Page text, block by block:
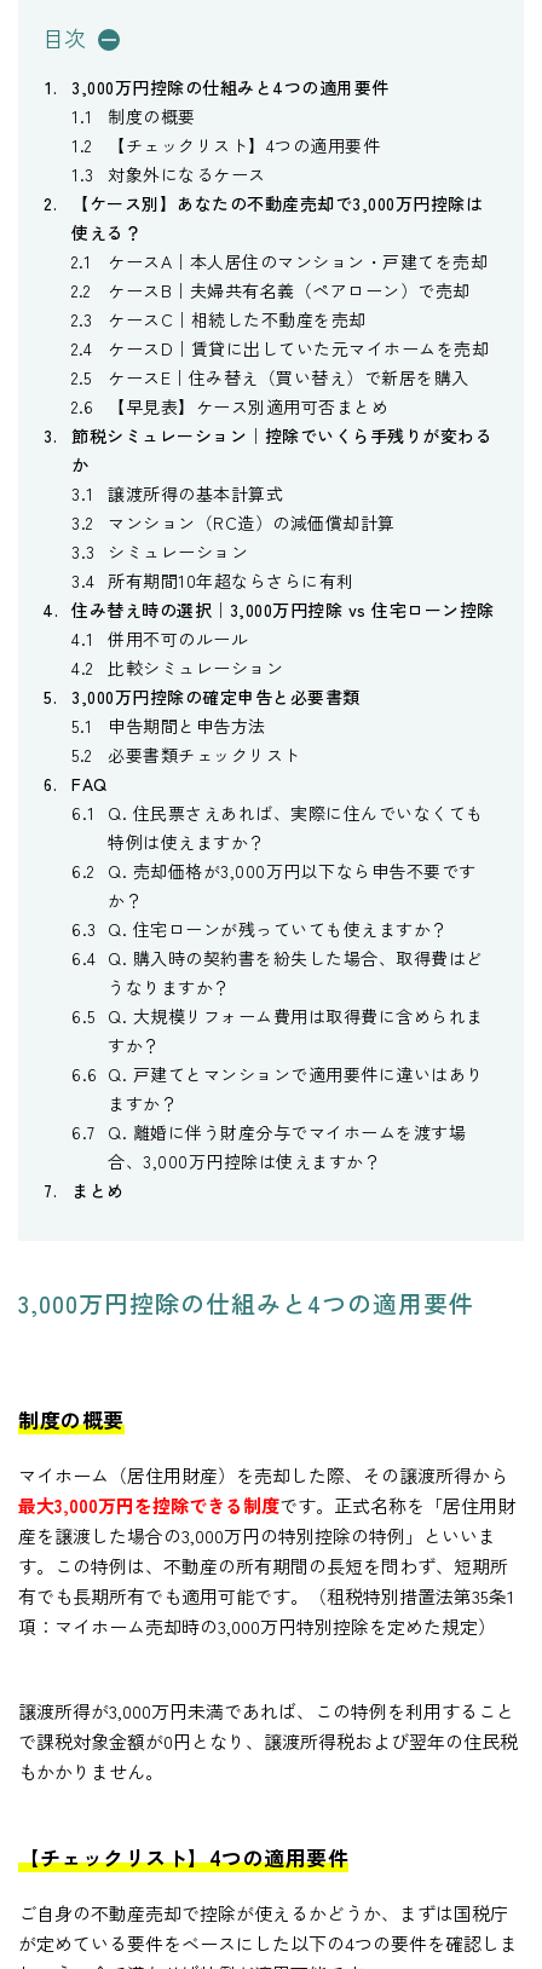
目次
3,000万円控除の仕組みと4つの適用要件
制度の概要
【チェックリスト】4つの適用要件
対象外になるケース
【ケース別】あなたの不動産売却で3,000万円控除は
使える？
ケースA｜本人居住のマンション・戸建てを売却
ケースB｜夫婦共有名義（ペアローン）で売却
ケースC｜相続した不動産を売却
ケースD｜賃貸に出していた元マイホームを売却
ケースE｜住み替え（買い替え）で新居を購入
【早見表】ケース別適用可否まとめ
節税シミュレーション｜控除でいくら手残りが変わる
か
譲渡所得の基本計算式
マンション（RC造）の減価償却計算
シミュレーション
所有期間10年超ならさらに有利
住み替え時の選択｜3,000万円控除 vs 住宅ローン控除
併用不可のルール
比較シミュレーション
3,000万円控除の確定申告と必要書類
申告期間と申告方法
必要書類チェックリスト
FAQ
Q. 住民票さえあれば、実際に住んでいなくても
特例は使えますか？
Q. 売却価格が3,000万円以下なら申告不要です
か？
Q. 住宅ローンが残っていても使えますか？
Q. 購入時の契約書を紛失した場合、取得費はど
うなりますか？
Q. 大規模リフォーム費用は取得費に含められま
すか？
Q. 戸建てとマンションで適用要件に違いはあり
ますか？
Q. 離婚に伴う財産分与でマイホームを渡す場
合、3,000万円控除は使えますか？
まとめ
3,000万円控除の仕組みと4つの適用要件
制度の概要
マイホーム（居住用財産）を売却した際、その譲渡所得から
最大3,000万円を控除できる制度です。正式名称を「居住用財
産を譲渡した場合の3,000万円の特別控除の特例」といいま
す。この特例は、不動産の所有期間の長短を問わず、短期所
有でも長期所有でも適用可能です。（租税特別措置法第35条1
項：マイホーム売却時の3,000万円特別控除を定めた規定）
譲渡所得が3,000万円未満であれば、この特例を利用すること
で課税対象金額が0円となり、譲渡所得税および翌年の住民税
もかかりません。
【チェックリスト】4つの適用要件
ご自身の不動産売却で控除が使えるかどうか、まずは国税庁
が定めている要件をベースにした以下の4つの要件を確認しま